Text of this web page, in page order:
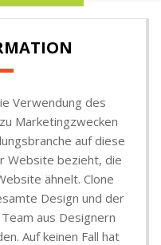
Verwendung des
Marketingzwecken
auf diese
Website bezieht, die
ähnelt. Clone
Design und der
aus Designern
Auf keinen Fall hat